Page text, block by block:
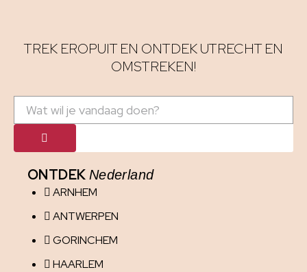
TREK EROPUIT EN ONTDEK UTRECHT EN
OMSTREKEN!
ONTDEK Nederland
ARNHEM
ANTWERPEN
GORINCHEM
HAARLEM